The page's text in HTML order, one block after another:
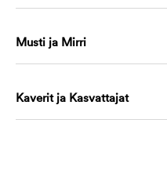
Musti ja Mirri
Kaverit ja Kasvattajat